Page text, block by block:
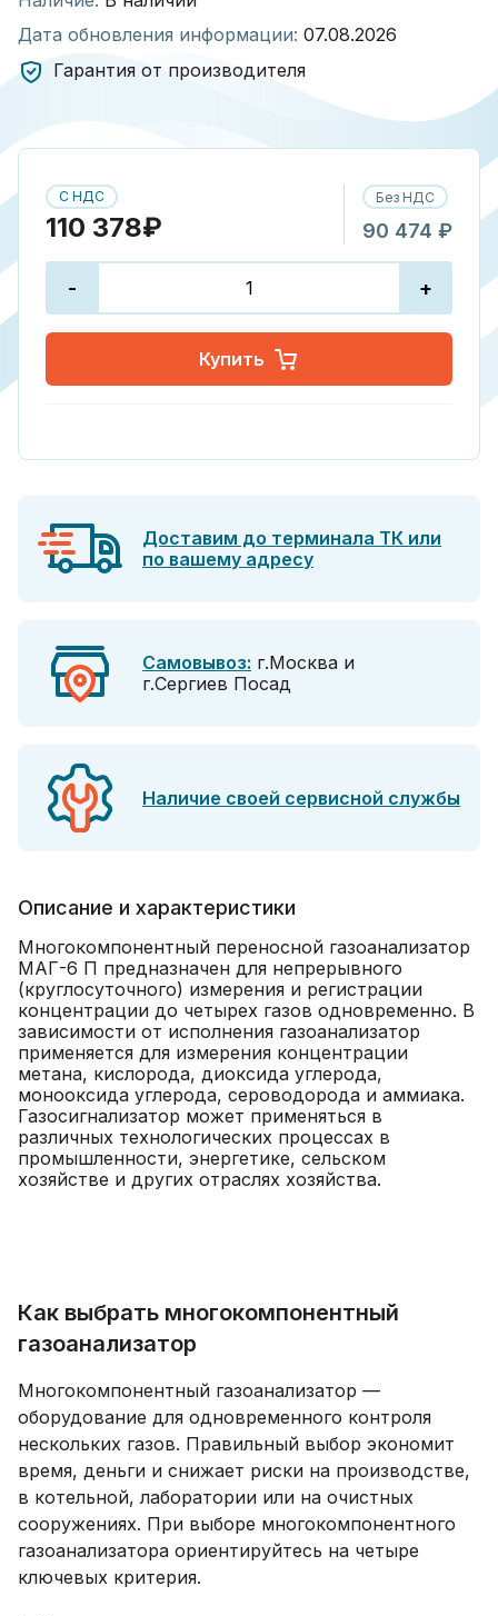
Дата обновления информации: 07.08.2026
Гарантия от производителя
С НДС
110 378₽
Без НДС
90 474 ₽
- +
Купить
Доставим до терминала ТК или
по вашему адресу
Самовывоз: г.Москва и
г.Сергиев Посад
Наличие своей сервисной службы
Описание и характеристики
Многокомпонентный переносной газоанализатор
МАГ-6 П предназначен для непрерывного
(круглосуточного) измерения и регистрации
концентрации до четырех газов одновременно. В
зависимости от исполнения газоанализатор
применяется для измерения концентрации
метана, кислорода, диоксида углерода,
монооксида углерода, сероводорода и аммиака.
Газосигнализатор может применяться в
различных технологических процессах в
промышленности, энергетике, сельском
хозяйстве и других отраслях хозяйства.
Как выбрать многокомпонентный
газоанализатор
Многокомпонентный газоанализатор —
оборудование для одновременного контроля
нескольких газов. Правильный выбор экономит
время, деньги и снижает риски на производстве,
в котельной, лаборатории или на очистных
сооружениях. При выборе многокомпонентного
газоанализатора ориентируйтесь на четыре
ключевых критерия.